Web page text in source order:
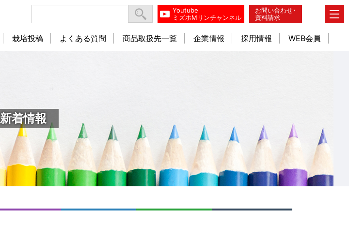
お問い合わせ･
資料請求
Youtube
ミズホMリンチャンネル
栽培投稿 よくある質問 商品取扱先一覧 企業情報 採用情報 WEB会員
新着情報